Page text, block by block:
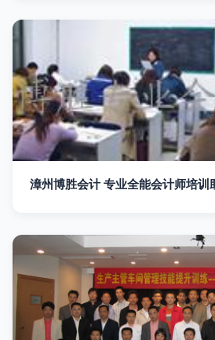
漳州博胜会计 专业全能会计师培训